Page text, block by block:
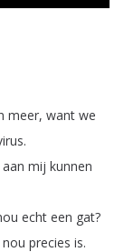
meer, want we
.
aan mij kunnen
echt een gat?
nou precies is.